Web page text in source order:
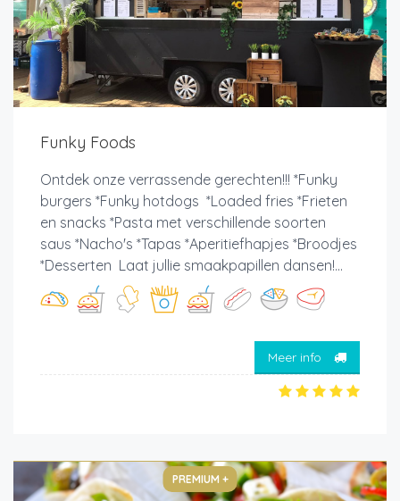
Funky Foods
Ontdek onze verrassende gerechten!!! *Funky
burgers *Funky hotdogs *Loaded fries *Frieten
en snacks *Pasta met verschillende soorten
saus *Nacho's *Tapas *Aperitiefhapjes *Broodjes
*Desserten Laat jullie smaakpapillen dansen!...
Meer info
PREMIUM +